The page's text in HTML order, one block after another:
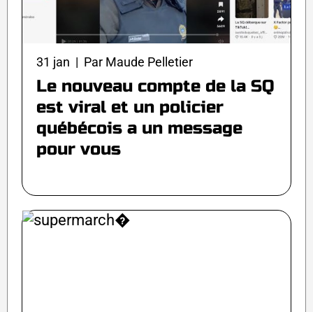
31 jan | Par Maude Pelletier
Le nouveau compte de la SQ
est viral et un policier
québécois a un message
pour vous